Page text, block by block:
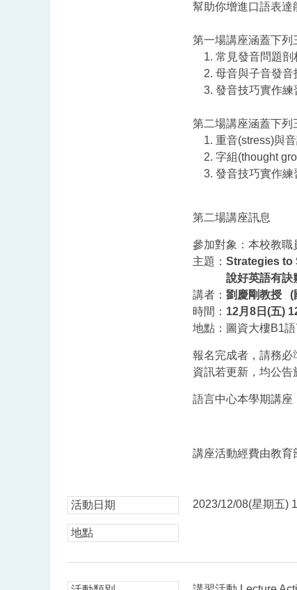
幫助你增進口語表達
第一場講座涵蓋下列
1. 常見發音問題剖
2. 母音與子音發音
3. 發音技巧實作練
第二場講座涵蓋下列
1. 重音(stress)與
2. 字組(thought
3. 發音技巧實作練
第二場講座訊息
參加對象：本校教職
主題： Strategies to
說好英語有訣竅
講者： 劉慶剛教授 (
時間： 12月8日(五)
地點：圖資大樓B1
報名完成者，請務必
資訊若更新，均公告
語言中心本學期講座
講座活動經費由教育
活動日期 2023/12/08(星期五)
地點